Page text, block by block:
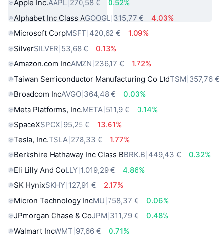
Apple Inc.AAPL 270,58 €
0.52%
Alphabet Inc Class AGOOGL 315,77 €
4.03%
Microsoft CorpMSFT 420,62 €
1.09%
SilverSILVER 53,68 €
0.13%
Amazon.com IncAMZN 236,17 €
1.72%
Taiwan Semiconductor Manufacturing Co LtdTSM 357,76 €
Broadcom IncAVGO 364,48 €
0.03%
Meta Platforms, Inc.META 511,9 €
0.14%
SpaceXSPCX 95,25 €
13.61%
Tesla, Inc.TSLA 278,33 €
1.77%
Berkshire Hathaway Inc Class BBRK.B 449,43 €
0.32%
Eli Lilly And CoLLY 1.019,29 €
4.86%
SK HynixSKHY 127,91 €
2.17%
Micron Technology IncMU 758,37 €
0.06%
JPmorgan Chase & CoJPM 311,79 €
0.48%
Walmart IncWMT 97,66 € 0.71%